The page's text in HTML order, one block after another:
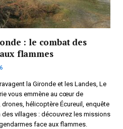
: le combat des
flammes
la Gironde et les Landes, Le
vous emmène au cœur de
drones, hélicoptère Écureuil, enquête
villages : découvrez les missions
face aux flammes.